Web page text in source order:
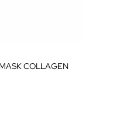
COLLAGEN